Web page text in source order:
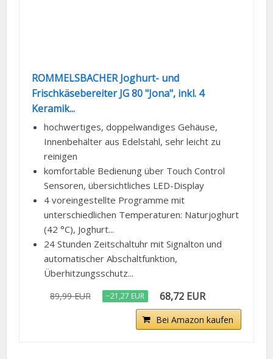
ROMMELSBACHER Joghurt- und
Frischkäsebereiter JG 80 "Jona", inkl. 4
Keramik...
hochwertiges, doppelwandiges Gehäuse,
Innenbehälter aus Edelstahl, sehr leicht zu
reinigen
komfortable Bedienung über Touch Control
Sensoren, übersichtliches LED-Display
4 voreingestellte Programme mit
unterschiedlichen Temperaturen: Naturjoghurt
(42 °C), Joghurt...
24 Stunden Zeitschaltuhr mit Signalton und
automatischer Abschaltfunktion,
Überhitzungsschutz...
89,99 EUR −21,27 EUR 68,72 EUR
Bei Amazon kaufen